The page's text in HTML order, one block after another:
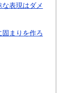
表現はダメ
まりを作ろ